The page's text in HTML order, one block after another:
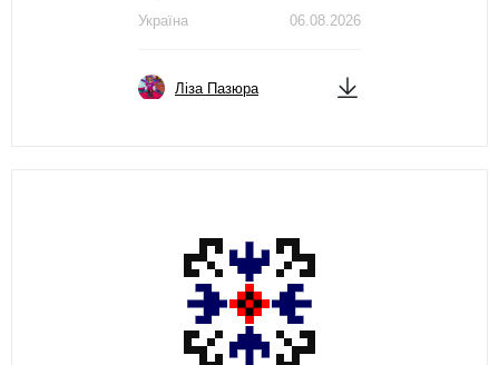
06.08.2026
Україна
Ліза Пазюра